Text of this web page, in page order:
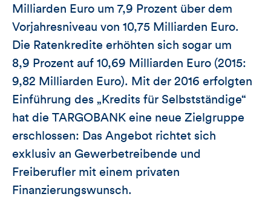
Milliarden Euro um 7,9 Prozent über dem
Vorjahresniveau von 10,75 Milliarden Euro.
Die Ratenkredite erhöhten sich sogar um
8,9 Prozent auf 10,69 Milliarden Euro (2015:
9,82 Milliarden Euro). Mit der 2016 erfolgten
Einführung des „Kredits für Selbstständige“
hat die TARGOBANK eine neue Zielgruppe
erschlossen: Das Angebot richtet sich
exklusiv an Gewerbetreibende und
Freiberufler mit einem privaten
Finanzierungswunsch.